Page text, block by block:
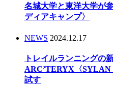
名城大学と東洋大学が
ディアキャンプ〉
NEWS 2024.12.17
トレイルランニングの
ARC’TERYX〈
試す